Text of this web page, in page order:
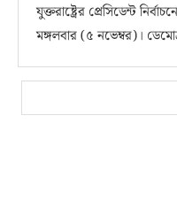
যুক্তরাষ্ট্রের প্রেসিডেন্ট
মঙ্গলবার (৫ নভেম্বর)।